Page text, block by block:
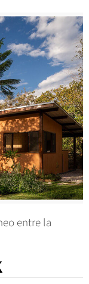
entre la